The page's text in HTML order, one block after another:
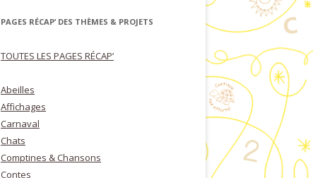
PAGES RÉCAP’ DES THÈMES & PROJETS
TOUTES LES PAGES RÉCAP’
Abeilles
Affichages
Carnaval
Chats
Comptines & Chansons
Contes